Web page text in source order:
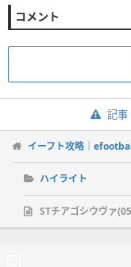
コメント
記事
イーフト攻略｜
ハイライト
STチアゴシウヴァ